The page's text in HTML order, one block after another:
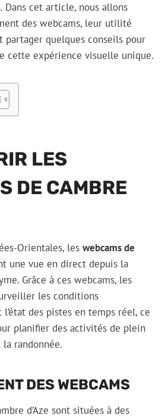
Dans cet article, nous allons
des webcams, leur utilité
partager quelques conseils pour
cette expérience visuelle unique.
LES
DE CAMBRE
Orientales, les webcams de
une vue en direct depuis la
Grâce à ces webcams, les
les conditions
des pistes en temps réel, ce
planifier des activités de plein
randonnée.
DES WEBCAMS
d’Aze sont situées à des